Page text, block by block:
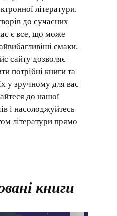
літератури.
до сучасних
є все, що може
смаки.
сайту дозволяє
потрібні книги та
у зручному для вас
до нашої
і насолоджуйтесь
літератури прямо
книги